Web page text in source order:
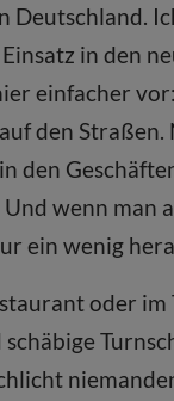
Deutschland.
in den
einfacher
den Straßen.
den
wenn man
ein wenig
oder im